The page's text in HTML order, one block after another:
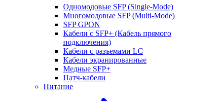
Одномодовые SFP (Single-Mode)
Многомодовые SFP (Multi-Mode)
SFP GPON
Кабели с SFP+ (Кабель прямого
подключения)
Кабели с разъемами LC
Кабели экранированные
Медные SFP+
Патч-кабели
Питание